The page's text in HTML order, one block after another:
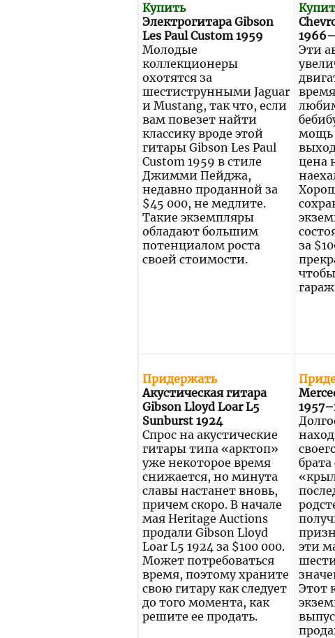
Купить
Электрогитара Gibson
Les Paul Custom 1959
Молодые
коллекционеры
охотятся за
шестиструнными Jaguar
и Mustang, так что, если
вам повезет найти
классику вроде этой
гитары Gibson Les Paul
Custom 1959 в стиле
Джимми Пейджа,
недавно проданной за
$45 000, не медлите.
Такие экземпляры
обладают большим
потенциалом роста
своей стоимости.
Эти
мощь
цена
за
Придержать
Акустическая гитара
Gibson Lloyd Loar L5
Sunburst 1924
Спрос на акустические
гитары типа «арктоп»
уже некоторое время
снижается, но минута
славы настанет вновь,
причем скоро. В начале
мая Heritage Auctions
продали Gibson Lloyd
Loar L5 1924 за $100 000.
Может потребоваться
время, поэтому храните
свою гитару как следует
до того момента, как
решите ее продать.
эти
Этот